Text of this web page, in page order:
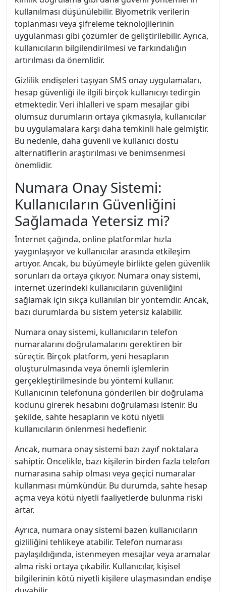
kullanılması düşünülebilir. Biyometrik verilerin
toplanması veya şifreleme teknolojilerinin
uygulanması gibi çözümler de geliştirilebilir. Ayrıca,
kullanıcıların bilgilendirilmesi ve farkındalığın
artırılması da önemlidir.
Gizlilik endişeleri taşıyan SMS onay uygulamaları,
hesap güvenliği ile ilgili birçok kullanıcıyı tedirgin
etmektedir. Veri ihlalleri ve spam mesajlar gibi
olumsuz durumların ortaya çıkmasıyla, kullanıcılar
bu uygulamalara karşı daha temkinli hale gelmiştir.
Bu nedenle, daha güvenli ve kullanıcı dostu
alternatiflerin araştırılması ve benimsenmesi
önemlidir.
Numara Onay Sistemi:
Kullanıcıların Güvenliğini
Sağlamada Yetersiz mi?
İnternet çağında, online platformlar hızla
yaygınlaşıyor ve kullanıcılar arasında etkileşim
artıyor. Ancak, bu büyümeyle birlikte gelen güvenlik
sorunları da ortaya çıkıyor. Numara onay sistemi,
internet üzerindeki kullanıcıların güvenliğini
sağlamak için sıkça kullanılan bir yöntemdir. Ancak,
bazı durumlarda bu sistem yetersiz kalabilir.
Numara onay sistemi, kullanıcıların telefon
numaralarını doğrulamalarını gerektiren bir
süreçtir. Birçok platform, yeni hesapların
oluşturulmasında veya önemli işlemlerin
gerçekleştirilmesinde bu yöntemi kullanır.
Kullanıcının telefonuna gönderilen bir doğrulama
kodunu girerek hesabını doğrulaması istenir. Bu
şekilde, sahte hesapların ve kötü niyetli
kullanıcıların önlenmesi hedeflenir.
Ancak, numara onay sistemi bazı zayıf noktalara
sahiptir. Öncelikle, bazı kişilerin birden fazla telefon
numarasına sahip olması veya geçici numaralar
kullanması mümkündür. Bu durumda, sahte hesap
açma veya kötü niyetli faaliyetlerde bulunma riski
artar.
Ayrıca, numara onay sistemi bazen kullanıcıların
gizliliğini tehlikeye atabilir. Telefon numarası
paylaşıldığında, istenmeyen mesajlar veya aramalar
alma riski ortaya çıkabilir. Kullanıcılar, kişisel
bilgilerinin kötü niyetli kişilere ulaşmasından endişe